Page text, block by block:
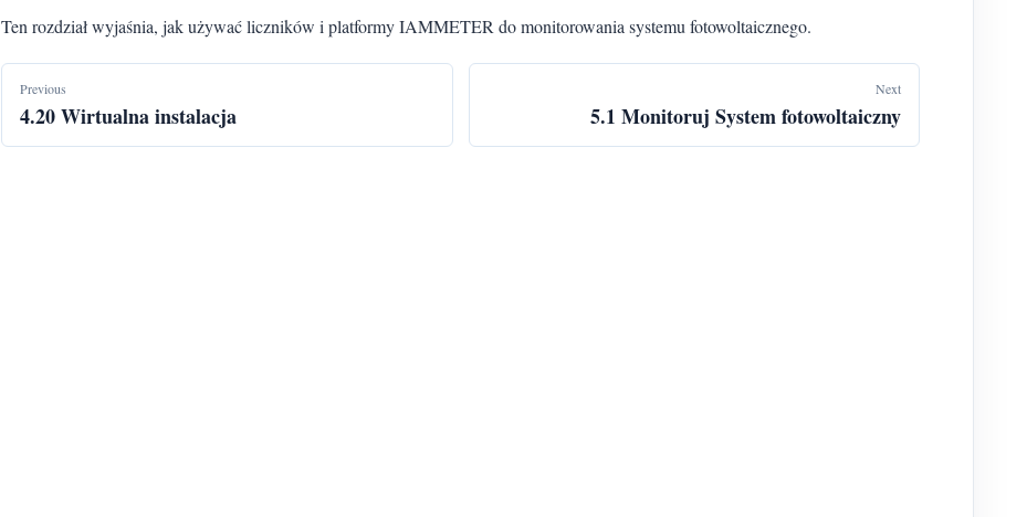
Ten rozdział wyjaśnia, jak używać liczników i platformy IAMMETER do monitorowania systemu fotowoltaicznego.
Previous
4.20 Wirtualna instalacja
Next
5.1 Monitoruj System fotowoltaiczny